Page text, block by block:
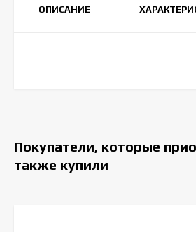
ОПИСАНИЕ
Покупатели, которые
также купили